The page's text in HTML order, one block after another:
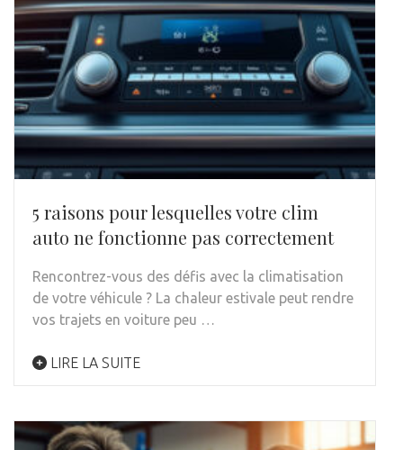
5 raisons pour lesquelles votre clim
auto ne fonctionne pas correctement
Rencontrez-vous des défis avec la climatisation
de votre véhicule ? La chaleur estivale peut rendre
vos trajets en voiture peu …
LIRE LA SUITE